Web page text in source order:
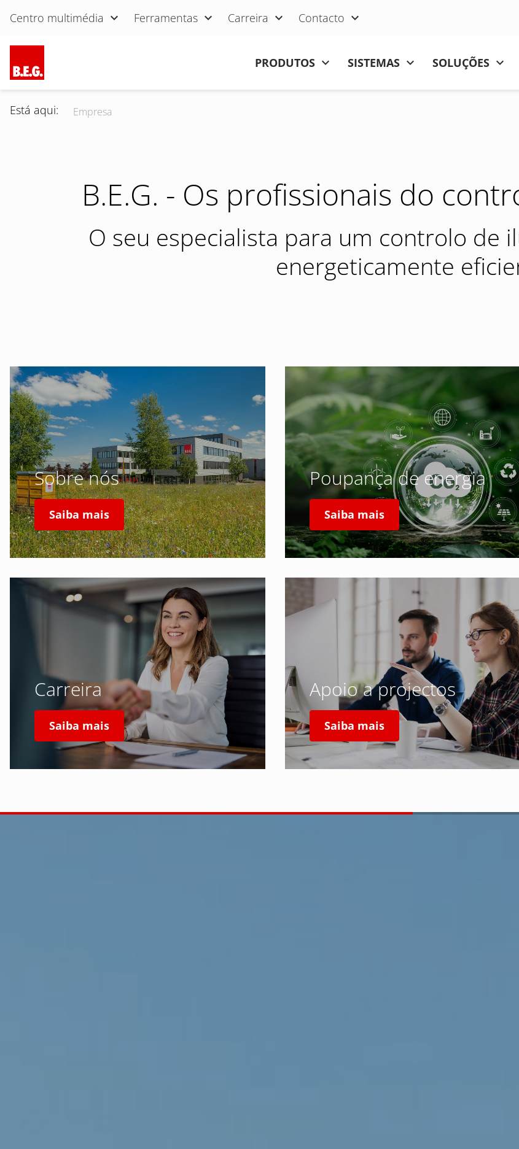
Pular navegação
Centro multimédia Ferramentas Carreira Contacto
PRODUTOS SISTEMAS SOLUÇÕES
Está aqui: Empresa
B.E.G. - Os profissionais do
O seu especialista para um controlo de
energeticamente
Sobre nós
Saiba mais
Poupança de energia
Saiba mais
Carreira
Saiba mais
Apoio a projectos
Saiba mais